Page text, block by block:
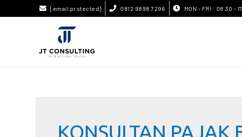
[email protected] 0812 9898 7296 MON - FRI : 08.30 -
KONSULTAN PAJAK